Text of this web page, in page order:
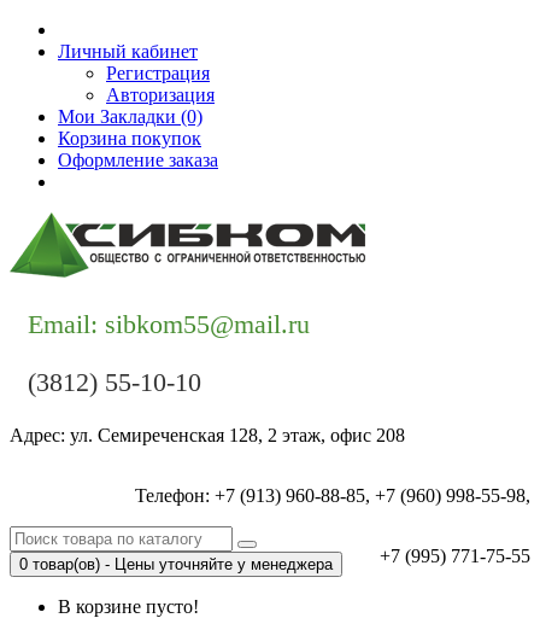
Личный кабинет
Регистрация
Авторизация
Мои Закладки (0)
Корзина покупок
Оформление заказа
Email: sibkom55@mail.ru
(3812) 55-10-10
Адрес: ул. Семиреченская 128, 2 этаж, офис 208
Телефон: +7 (913) 960-88-85, +7 (960) 998-55-98,
+7 (995) 771-75-55
0 товар(ов) - Цены уточняйте у менеджера
В корзине пусто!